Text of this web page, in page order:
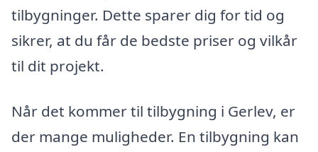
tilbygninger. Dette sparer dig for tid og
sikrer, at du får de bedste priser og vilkår
til dit projekt.
Når det kommer til tilbygning i Gerlev, er
der mange muligheder. En tilbygning kan